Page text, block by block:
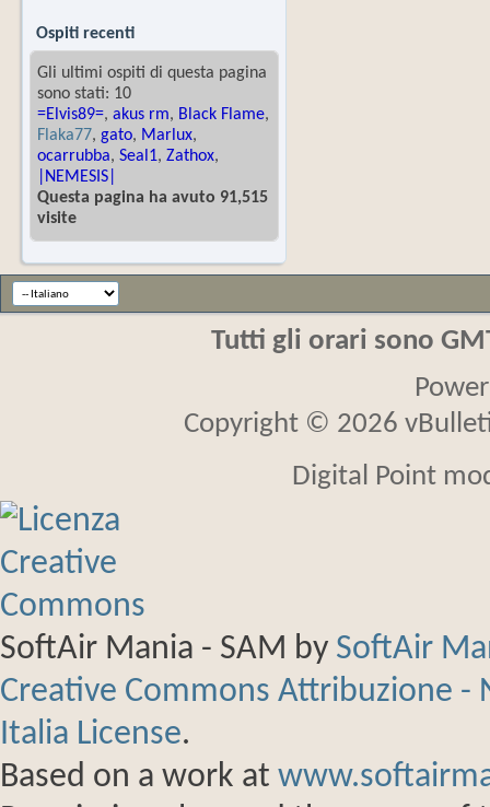
Ospiti recenti
Gli ultimi ospiti di questa pagina
sono stati: 10
=Elvis89=, akus rm, Black Flame,
Flaka77, gato, Marlux,
ocarrubba, Seal1, Zathox,
|NEMESIS|
Questa pagina ha avuto 91,515
visite
Tutti gli orari sono
Copyright © 2026
Digital Point
SoftAir Mania - SAM by SoftAir
Creative Commons Attribuzione
Italia License.
Based on a work at